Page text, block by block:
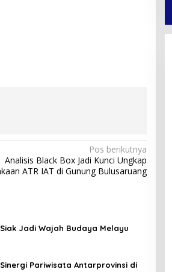
Pos berikutnya
Analisis Black Box Jadi Kunci Ungkap
ATR IAT di Gunung Bulusaruang
Siak Jadi Wajah Budaya Melayu
Sinergi Pariwisata Antarprovinsi di